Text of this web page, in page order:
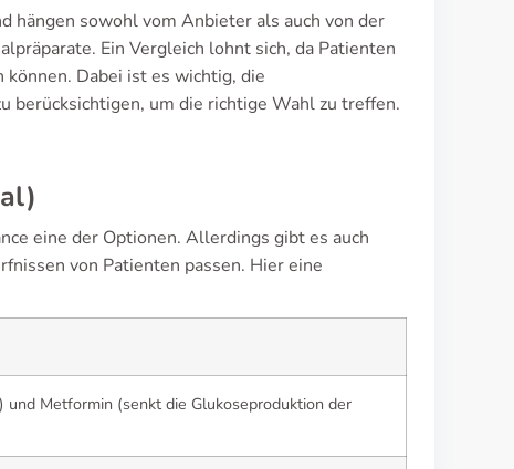
hängen sowohl vom Anbieter als auch von der
Ein Vergleich lohnt sich, da Patienten
Dabei ist es wichtig, die
berücksichtigen, um die richtige Wahl zu treffen.
eine der Optionen. Allerdings gibt es auch
von Patienten passen. Hier eine
Metformin (senkt die Glukoseproduktion der